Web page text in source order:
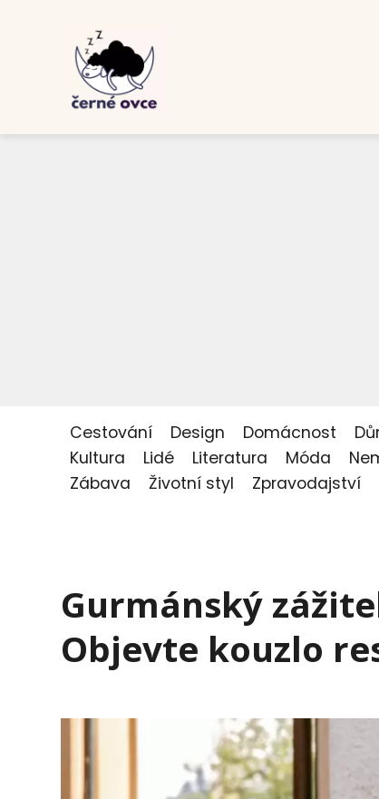
Cestování Design Domácnost
Kultura
Lidé Literatura Móda
Zábava
Životní styl Zpravodajství
Gurmánský
Objevte kouzlo